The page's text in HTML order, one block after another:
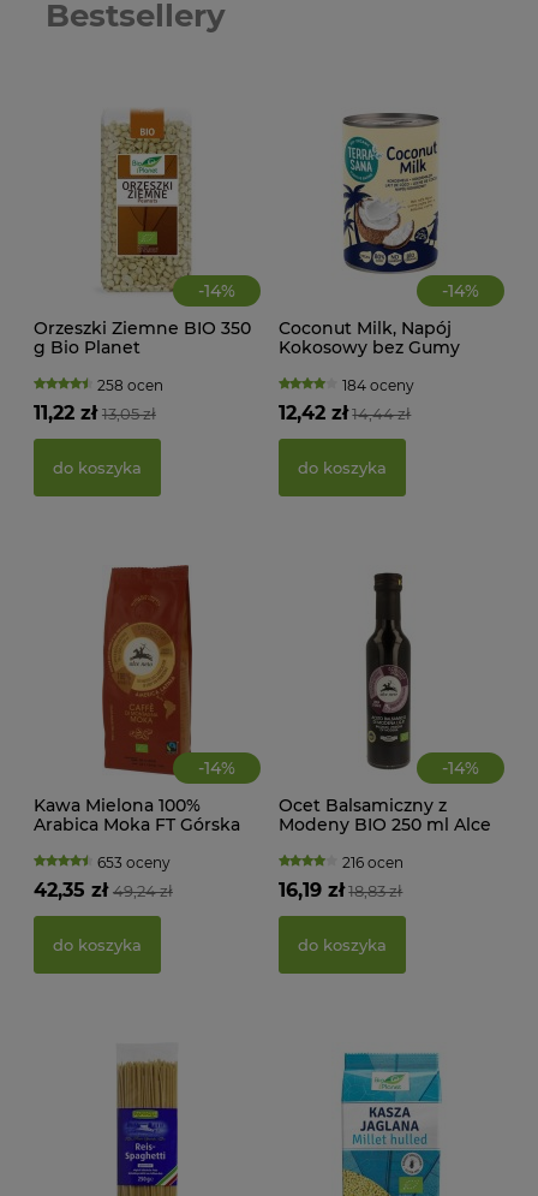
Bestsellery
-14%
Orzeszki Ziemne BIO 350
g Bio Planet
258 ocen
13,05 zł
11,22 zł
do koszyka
-14%
Coconut Milk, Napój
Kokosowy bez Gumy
tłuszczu) BIO 400 ml
Terrasana
184 oceny
14,44 zł
12,42 zł
do koszyka
-14%
Kawa Mielona 100%
Arabica Moka FT Górska
653 oceny
49,24 zł
42,35 zł
do koszyka
-14%
Ocet Balsamiczny z
Modeny BIO 250 ml Alce
216 ocen
18,83 zł
16,19 zł
do koszyka